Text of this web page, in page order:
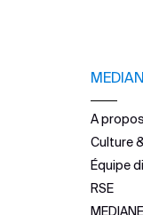
A propos
Culture
Équipe
RSE